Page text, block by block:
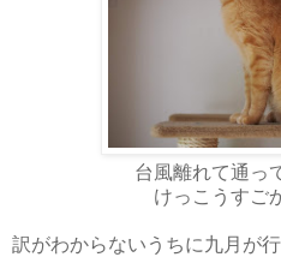
台風離れて通っ
けっこうすご
訳がわからないうちに九月が行